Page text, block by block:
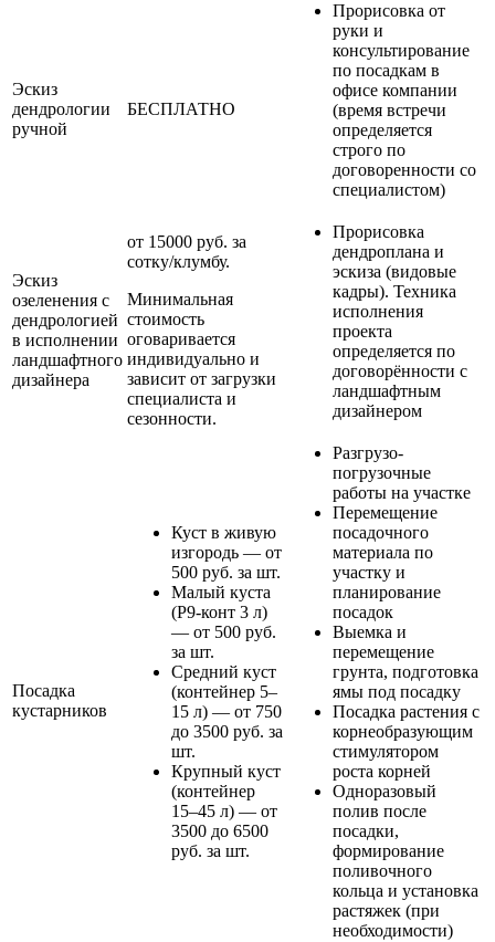
Эскиз
дендрологии
ручной
БЕСПЛАТНО
Прорисовка от
руки и
консультирование
по посадкам в
офисе компании
(время встречи
определяется
строго по
договоренности со
специалистом)
Эскиз
озеленения с
дендрологией
в исполнении
ландшафтного
дизайнера
от 15000 руб. за
сотку/клумбу.
Минимальная
стоимость
оговаривается
индивидуально и
зависит от загрузки
специалиста и
сезонности.
Прорисовка
дендроплана и
эскиза (видовые
кадры). Техника
исполнения
проекта
определяется по
договорённости с
ландшафтным
дизайнером
Посадка
кустарников
Куст в живую
изгородь — от
500 руб. за шт.
Малый куста
(Р9-конт 3 л)
— от 500 руб.
за шт.
Средний куст
(контейнер 5–
15 л) — от 750
до 3500 руб. за
шт.
Крупный куст
(контейнер
15–45 л) — от
3500 до 6500
руб. за шт.
Разгрузо-
погрузочные
работы на участке
Перемещение
посадочного
материала по
участку и
планирование
посадок
Выемка и
перемещение
грунта, подготовка
ямы под посадку
Посадка растения с
корнеобразующим
стимулятором
роста корней
Одноразовый
полив после
посадки,
формирование
поливочного
кольца и установка
растяжек (при
необходимости)